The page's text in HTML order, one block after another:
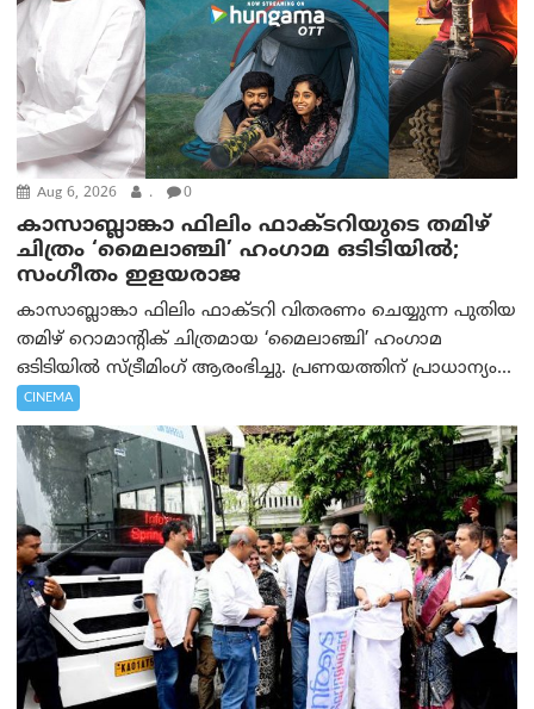
Aug 6, 2026 . 0
കാസാബ്ലാങ്കാ ഫിലിം ഫാക്ടറിയുടെ തമിഴ്
ചിത്രം ‘മൈലാഞ്ചി’ ഹംഗാമ ഒടിടിയിൽ;
സംഗീതം ഇളയരാജ
കാസാബ്ലാങ്കാ ഫിലിം ഫാക്ടറി വിതരണം ചെയ്യുന്ന പുതിയ
തമിഴ് റൊമാന്റിക് ചിത്രമായ ‘മൈലാഞ്ചി’ ഹംഗാമ
ഒടിടിയിൽ സ്ട്രീമിംഗ് ആരംഭിച്ചു. പ്രണയത്തിന് പ്രാധാന്യം...
CINEMA